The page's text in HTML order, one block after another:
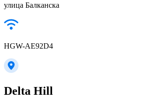
улица Балканска
HGW-AE92D4
Delta Hill